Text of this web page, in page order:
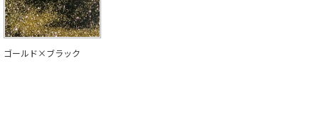
ゴールド×ブラック